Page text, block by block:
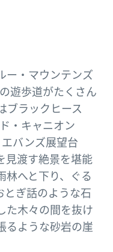
ー・マウンテンズ
遊歩道がたくさん
ブラックヒース
・キャニオン
バンズ展望台
見渡す絶景を堪能
林へと下り、ぐる
とぎ話のような石
た木々の間を抜け
るような砂岩の崖